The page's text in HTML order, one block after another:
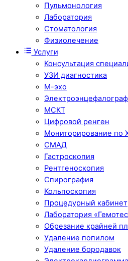
Пульмонология
Лаборатория
Стоматология
Физиолечение
Услуги
Консультация
УЗИ диагностика
М-эхо
МСКТ
Цифровой ренген
Мониторирование по
СМАД
Гастроскопия
Рентгеноскопия
Спирография
Кольпоскопия
Процедурный кабинет
Лаборатория
Обрезание крайней
Удаление попилом
Удаление бородавок